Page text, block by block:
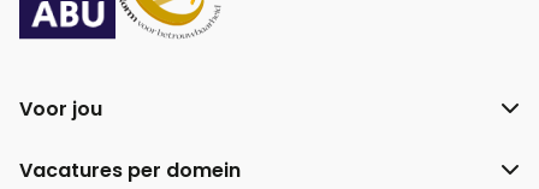
Voor jou
Vacatures per domein